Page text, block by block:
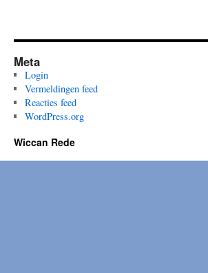
Meta
Login
Vermeldingen feed
Reacties feed
WordPress.org
Wiccan Rede